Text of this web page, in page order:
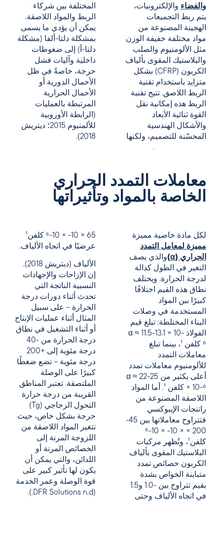
والفضاء والإلكترونيات،
يتم ربط التجميعات
الهجينة المصنوعة من
مواد مختلفة خفيفة الوزن
مثل الألومنيوم والصلب
والبلاستيك المقوى بألياف
الكربون (CFRP) بشكل
متزايد باستخدام تقنية
الربط اللاصق. تتيح تقنية
الربط هذه إمكانية نقل
القوة ثنائية الأبعاد
والأشكال الهندسية
المحسّنة للتصميم، ولكنها
المختلفة بين شركاء
الربط والمواد اللاصقة.
يمكن أن يؤدي ما يسمى
بمشكلة دلتا-ألفا (مشكلة
دلتا-أ) إلى ضغوطات
داخلية وآليات فشل
حرجة، خاصةً في ظل
الأحمال الدورية أو
الأحمال الحرارية
المرتبطة بالعمليات
(الرابطة الأوروبية
للألمنيوم 2015؛ ديتريش
2018).
معاملات التمدد الحراري
الخاصة بالمواد وتأثيراتها
لكل مادة خاصية مميزة
مميزة لمعامل التمدد
الحراري (α)
والذي يصف
التغير في الطول كدالة
لدرجة الحرارة. ويختلف
نطاق هذه القيم اختلافًا
كبيرًا بين المواد
المستخدمة في وصلات
البناء المختلطة: تبلغ قيم
الفولاذ α ≈ 11.5-13.1 × 10-
⁶ كلفن ¹، بينما تبلغ
معاملات التمدد
للألومنيوم معاملات تمدد
أعلى بكثير من α ≈ 22-25
× 10-⁶ كلفن ¹. أما المواد
اللاصقة المصنوعة من
راتنجات الإيبوكسي
فتتراوح معاملاتها بين 45-
200 × × 10- × 10-⁶
كلفن¹، وتُظهر مركبات
البلاستيك المقوى بألياف
الكربون خصائص تمدد
متباينة الخواص بشدة
بقيم تتراوح بين -1.0 و1.5
في اتجاه الألياف وحتى
65 × 10- × 10-⁶ كلفن¹
عرضيًا في اتجاه الألياف.
الألياف (ديتريش 2018).
إن الإزاحات والإجهادات
النسبية الناتجة التي
تحدث أثناء دورات درجة
الحرارة – على سبيل
المثال أثناء عمليات الإنتاج
أو أثناء التشغيل في نطاق
درجة الحرارة من -40
درجة مئوية إلى +200
درجة مئوية – تضع ضغطًا
كبيرًا على الوصلة
الملتصقة. تعتبر المناطق
القريبة من درجة حرارة
التحول الزجاجي (Tg)
حرجة بشكل خاص، حيث
تتغير المواد اللاصقة من
اللزوجة المرنة إلى
الخصائص المرنة أو
اللدائن، والتي يمكن أن
يكون لها تأثير كبير على
قوة الوصلة وعمر الخدمة
(DFR Solutions n.d.).